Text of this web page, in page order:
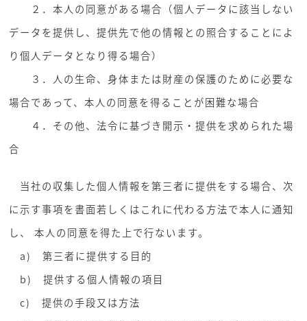
２．本人の同意がある場合（個人データに該当しない
データを提供し、提供先で他の情報との照合することによ
り個人データとなり得る場合）
３．人の生命、身体または財産の保護のために必要な
場合であって、本人の同意を得ることが困難な場合
４．その他、法令に基づき開示・提供を求められた場
合
当社の収集した個人情報を第三者に提供をする場合、次
に示す事項を書面若しくはこれに代わる方法で本人に通知
し、 本人の同意を得た上で行ないます。
a) 第三者に提供する目的
b) 提供する個人情報の項目
c) 提供の手段又は方法